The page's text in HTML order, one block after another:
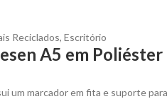
Reciclados, Escritório
A5 em
um marcador em fita e suporte